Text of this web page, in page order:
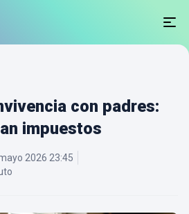
con padres:
impuestos
2026 23:45